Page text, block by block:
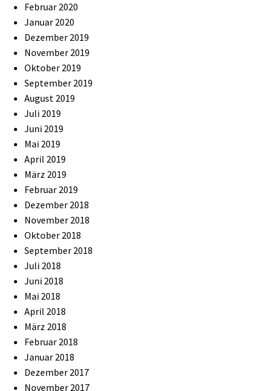
Februar 2020
Januar 2020
Dezember 2019
November 2019
Oktober 2019
September 2019
August 2019
Juli 2019
Juni 2019
Mai 2019
April 2019
März 2019
Februar 2019
Dezember 2018
November 2018
Oktober 2018
September 2018
Juli 2018
Juni 2018
Mai 2018
April 2018
März 2018
Februar 2018
Januar 2018
Dezember 2017
November 2017